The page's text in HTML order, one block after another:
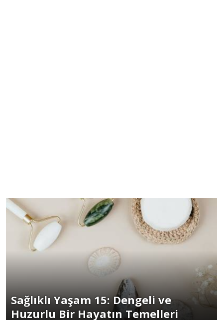
Sağlıklı Yaşam 15: Dengeli ve
Huzurlu Bir Hayatın Temelleri